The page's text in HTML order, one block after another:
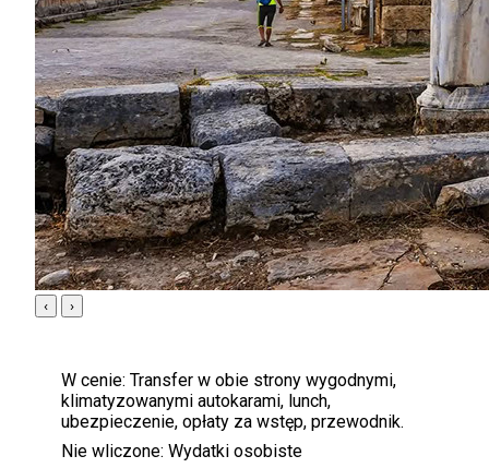
‹ ›
W cenie: Transfer w obie strony wygodnymi,
klimatyzowanymi autokarami, lunch,
ubezpieczenie, opłaty za wstęp, przewodnik.
Nie wliczone: Wydatki osobiste